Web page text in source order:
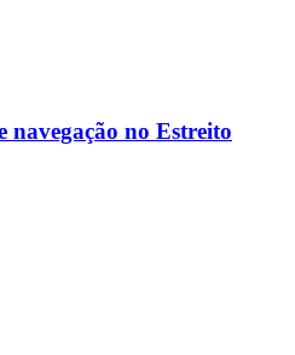
navegação no Estreito